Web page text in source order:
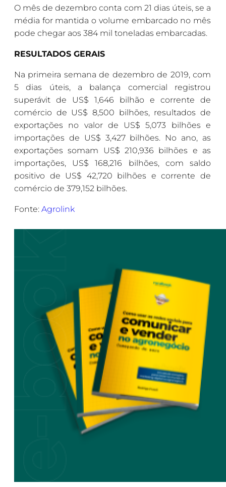
O mês de dezembro conta com 21 dias úteis, se a
média for mantida o volume embarcado no mês
pode chegar aos 384 mil toneladas embarcadas.
RESULTADOS GERAIS
Na primeira semana de dezembro de 2019, com
5 dias úteis, a balança comercial registrou
superávit de US$ 1,646 bilhão e corrente de
comércio de US$ 8,500 bilhões, resultados de
exportações no valor de US$ 5,073 bilhões e
importações de US$ 3,427 bilhões. No ano, as
exportações somam US$ 210,936 bilhões e as
importações, US$ 168,216 bilhões, com saldo
positivo de US$ 42,720 bilhões e corrente de
comércio de 379,152 bilhões.
Fonte: Agrolink